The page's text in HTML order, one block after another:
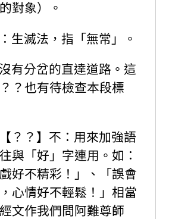
對象）。
生滅法，指「無常」。
有分岔的直達道路。這
？也有待檢查本段標
？？】不：用來加強語
與「好」字連用。如：
戲好不精彩！」、「誤會
心情好不輕鬆！」相當
文作我們問阿難尊師